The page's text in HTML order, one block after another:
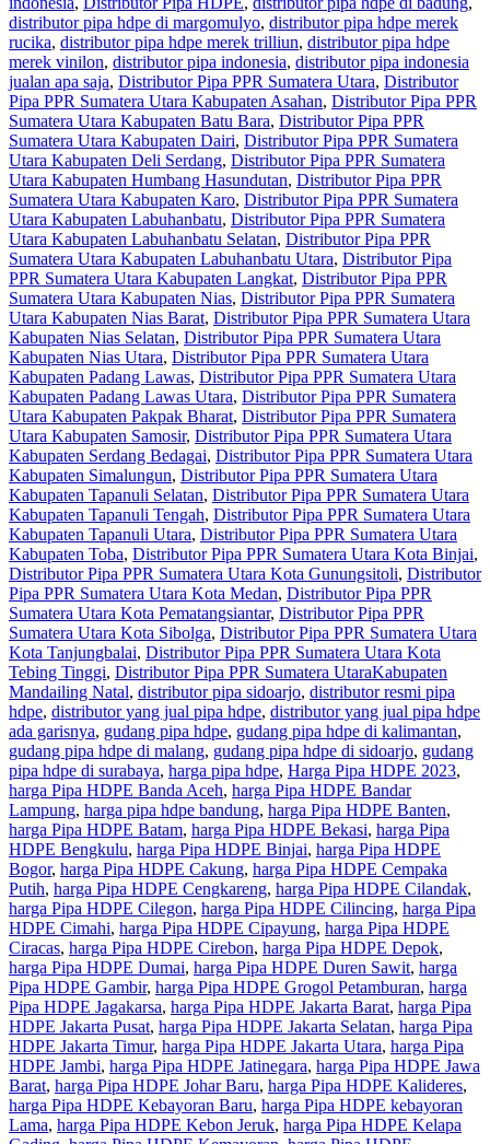
distributor pipa hdpe di margomulyo, distributor pipa hdpe merek
rucika, distributor pipa hdpe merek trilliun, distributor pipa hdpe
merek vinilon, distributor pipa indonesia, distributor pipa indonesia
jualan apa saja, Distributor Pipa PPR Sumatera Utara, Distributor
Pipa PPR Sumatera Utara Kabupaten Asahan, Distributor Pipa PPR
Sumatera Utara Kabupaten Batu Bara, Distributor Pipa PPR
Sumatera Utara Kabupaten Dairi, Distributor Pipa PPR Sumatera
Utara Kabupaten Deli Serdang, Distributor Pipa PPR Sumatera
Utara Kabupaten Humbang Hasundutan, Distributor Pipa PPR
Sumatera Utara Kabupaten Karo, Distributor Pipa PPR Sumatera
Utara Kabupaten Labuhanbatu, Distributor Pipa PPR Sumatera
Utara Kabupaten Labuhanbatu Selatan, Distributor Pipa PPR
Sumatera Utara Kabupaten Labuhanbatu Utara, Distributor Pipa
PPR Sumatera Utara Kabupaten Langkat, Distributor Pipa PPR
Sumatera Utara Kabupaten Nias, Distributor Pipa PPR Sumatera
Utara Kabupaten Nias Barat, Distributor Pipa PPR Sumatera Utara
Kabupaten Nias Selatan, Distributor Pipa PPR Sumatera Utara
Kabupaten Nias Utara, Distributor Pipa PPR Sumatera Utara
Kabupaten Padang Lawas, Distributor Pipa PPR Sumatera Utara
Kabupaten Padang Lawas Utara, Distributor Pipa PPR Sumatera
Utara Kabupaten Pakpak Bharat, Distributor Pipa PPR Sumatera
Utara Kabupaten Samosir, Distributor Pipa PPR Sumatera Utara
Kabupaten Serdang Bedagai, Distributor Pipa PPR Sumatera Utara
Kabupaten Simalungun, Distributor Pipa PPR Sumatera Utara
Kabupaten Tapanuli Selatan, Distributor Pipa PPR Sumatera Utara
Kabupaten Tapanuli Tengah, Distributor Pipa PPR Sumatera Utara
Kabupaten Tapanuli Utara, Distributor Pipa PPR Sumatera Utara
Kabupaten Toba, Distributor Pipa PPR Sumatera Utara Kota Binjai,
Distributor Pipa PPR Sumatera Utara Kota Gunungsitoli, Distributor
Pipa PPR Sumatera Utara Kota Medan, Distributor Pipa PPR
Sumatera Utara Kota Pematangsiantar, Distributor Pipa PPR
Sumatera Utara Kota Sibolga, Distributor Pipa PPR Sumatera Utara
Kota Tanjungbalai, Distributor Pipa PPR Sumatera Utara Kota
Tebing Tinggi, Distributor Pipa PPR Sumatera UtaraKabupaten
Mandailing Natal, distributor pipa sidoarjo, distributor resmi pipa
hdpe, distributor yang jual pipa hdpe, distributor yang jual pipa hdpe
ada garisnya, gudang pipa hdpe, gudang pipa hdpe di kalimantan,
gudang pipa hdpe di malang, gudang pipa hdpe di sidoarjo, gudang
pipa hdpe di surabaya, harga pipa hdpe, Harga Pipa HDPE 2023,
harga Pipa HDPE Banda Aceh, harga Pipa HDPE Bandar
Lampung, harga pipa hdpe bandung, harga Pipa HDPE Banten,
harga Pipa HDPE Batam, harga Pipa HDPE Bekasi, harga Pipa
HDPE Bengkulu, harga Pipa HDPE Binjai, harga Pipa HDPE
Bogor, harga Pipa HDPE Cakung, harga Pipa HDPE Cempaka
Putih, harga Pipa HDPE Cengkareng, harga Pipa HDPE Cilandak,
harga Pipa HDPE Cilegon, harga Pipa HDPE Cilincing, harga Pipa
HDPE Cimahi, harga Pipa HDPE Cipayung, harga Pipa HDPE
Ciracas, harga Pipa HDPE Cirebon, harga Pipa HDPE Depok,
harga Pipa HDPE Dumai, harga Pipa HDPE Duren Sawit, harga
Pipa HDPE Gambir, harga Pipa HDPE Grogol Petamburan, harga
Pipa HDPE Jagakarsa, harga Pipa HDPE Jakarta Barat, harga Pipa
HDPE Jakarta Pusat, harga Pipa HDPE Jakarta Selatan, harga Pipa
HDPE Jakarta Timur, harga Pipa HDPE Jakarta Utara, harga Pipa
HDPE Jambi, harga Pipa HDPE Jatinegara, harga Pipa HDPE Jawa
Barat, harga Pipa HDPE Johar Baru, harga Pipa HDPE Kalideres,
harga Pipa HDPE Kebayoran Baru, harga Pipa HDPE kebayoran
Lama, harga Pipa HDPE Kebon Jeruk, harga Pipa HDPE Kelapa